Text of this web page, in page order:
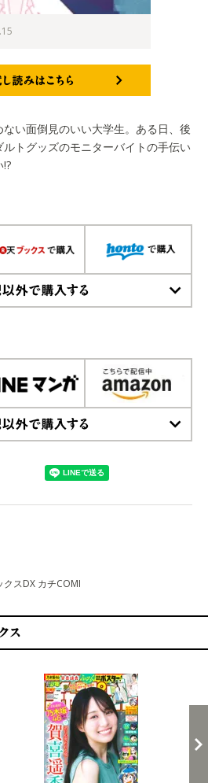
い面倒見のいい大学生。ある日、後
トグッズのモニターバイトの手伝い
スDX カチCOMI